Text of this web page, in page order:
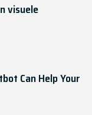
visuele
Can Help Your